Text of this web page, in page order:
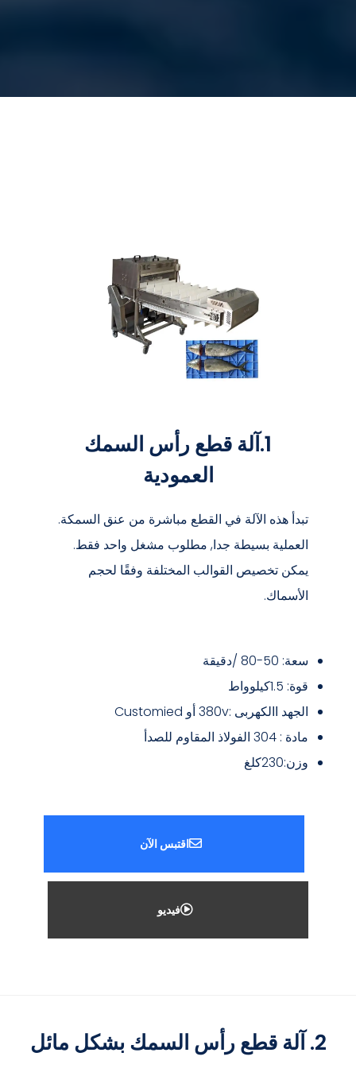
1.آلة قطع رأس السمك
العمودية
تبدأ هذه الآلة في القطع مباشرة من عنق السمكة.
العملية بسيطة جدا, مطلوب مشغل واحد فقط.
يمكن تخصيص القوالب المختلفة وفقًا لحجم
الأسماك.
سعة: 50-80 /دقيقة
قوة: 1.5كيلوواط
الجهد االكهربى :380v أو Customied
مادة : 304 الفولاذ المقاوم للصدأ
وزن:230كلغ
اقتبس الآن
فيديو
2. آلة قطع رأس السمك بشكل مائل